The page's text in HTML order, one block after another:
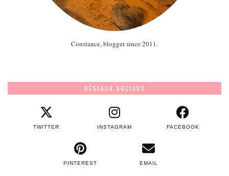
Constance, blogger since 2011.
RÉSEAUX SOCIAUX
TWITTER INSTAGRAM FACEBOOK
PINTEREST EMAIL